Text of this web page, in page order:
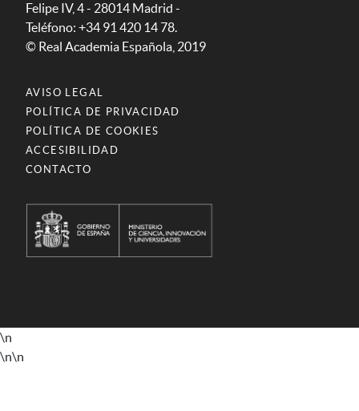
Felipe IV, 4 - 28014 Madrid -
Teléfono: +34 91 420 14 78.
© Real Academia Española, 2019
AVISO LEGAL
POLÍTICA DE PRIVACIDAD
POLÍTICA DE COOKIES
ACCESIBILIDAD
CONTACTO
\n
\n\n